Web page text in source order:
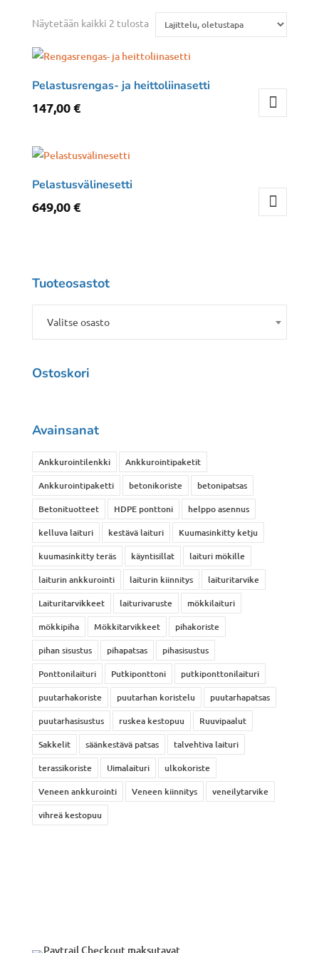
Näytetään kaikki 2 tulosta
Pelastusrengas- ja heittoliinasetti
147,00€
Pelastusvälinesetti
649,00€
Tuoteosastot
Valitse osasto
Ostoskori
Avainsanat
Ankkurointilenkki
Ankkurointipaketit
Ankkurointipaketti
betonikoriste
betonipatsas
Betonituotteet
HDPE ponttoni
helppo asennus
kelluva laituri
kestävä laituri
Kuumasinkitty ketju
kuumasinkitty teräs
käyntisillat
laituri mökille
laiturin ankkurointi
laiturin kiinnitys
laituritarvike
Laituritarvikkeet
laiturivaruste
mökkilaituri
mökkipiha
Mökkitarvikkeet
pihakoriste
pihan sisustus
pihapatsas
pihasisustus
Ponttonilaituri
Putkiponttoni
putkiponttonilaituri
puutarhakoriste
puutarhan koristelu
puutarhapatsas
puutarhasisustus
ruskea kestopuu
Ruuvipaalut
Sakkelit
säänkestävä patsas
talvehtiva laituri
terassikoriste
Uimalaituri
ulkokoriste
Veneen ankkurointi
Veneen kiinnitys
veneilytarvike
vihreä kestopuu